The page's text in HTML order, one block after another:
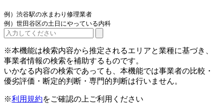
例）渋谷駅の水まわり修理業者
例）世田谷区の土日にやっている内科
※本機能は検索内容から推定されるエリアと業種に基づき、
事業者情報の検索を補助するものです。
いかなる内容の検索であっても、本機能では事業者の比較・
優劣評価・断定的判断・専門的判断は行いません。
※利用規約をご確認の上ご利用ください